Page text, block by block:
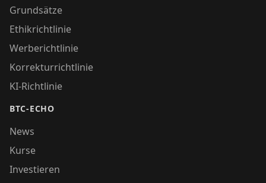
Grundsätze
Ethikrichtlinie
Werberichtlinie
Korrekturrichtlinie
KI-Richtlinie
BTC-ECHO
News
Kurse
Investieren